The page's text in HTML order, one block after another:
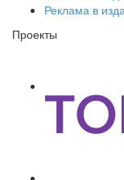
Реклама в
Проекты